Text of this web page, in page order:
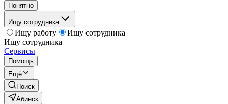
Понятно
Ищу сотрудника
Ищу работу
Ищу сотрудника
Ищу сотрудника
Сервисы
Помощь
Ещё
Поиск
Абинск